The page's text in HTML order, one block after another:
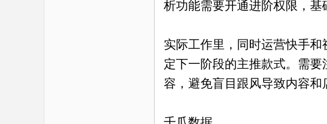
析功能需要开通进阶权限，基
实际工作里，同时运营快手
定下一阶段的主推款式。需
容，避免盲目跟风导致内容和